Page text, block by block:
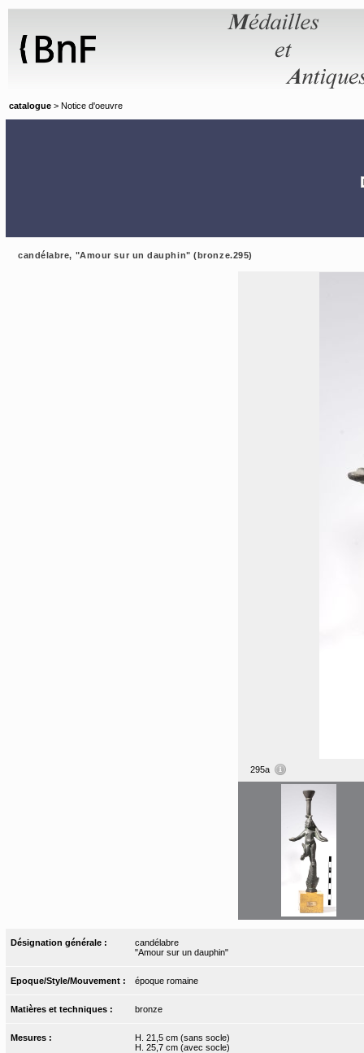
catalogue > Notice d'oeuvre
candélabre, "Amour sur un dauphin" (bronze.295)
295a
Désignation générale :
candélabre
"Amour sur un dauphin"
Epoque/Style/Mouvement : époque romaine
Matières et techniques : bronze
Mesures :
H. 21,5 cm (sans socle)
H. 25,7 cm (avec socle)